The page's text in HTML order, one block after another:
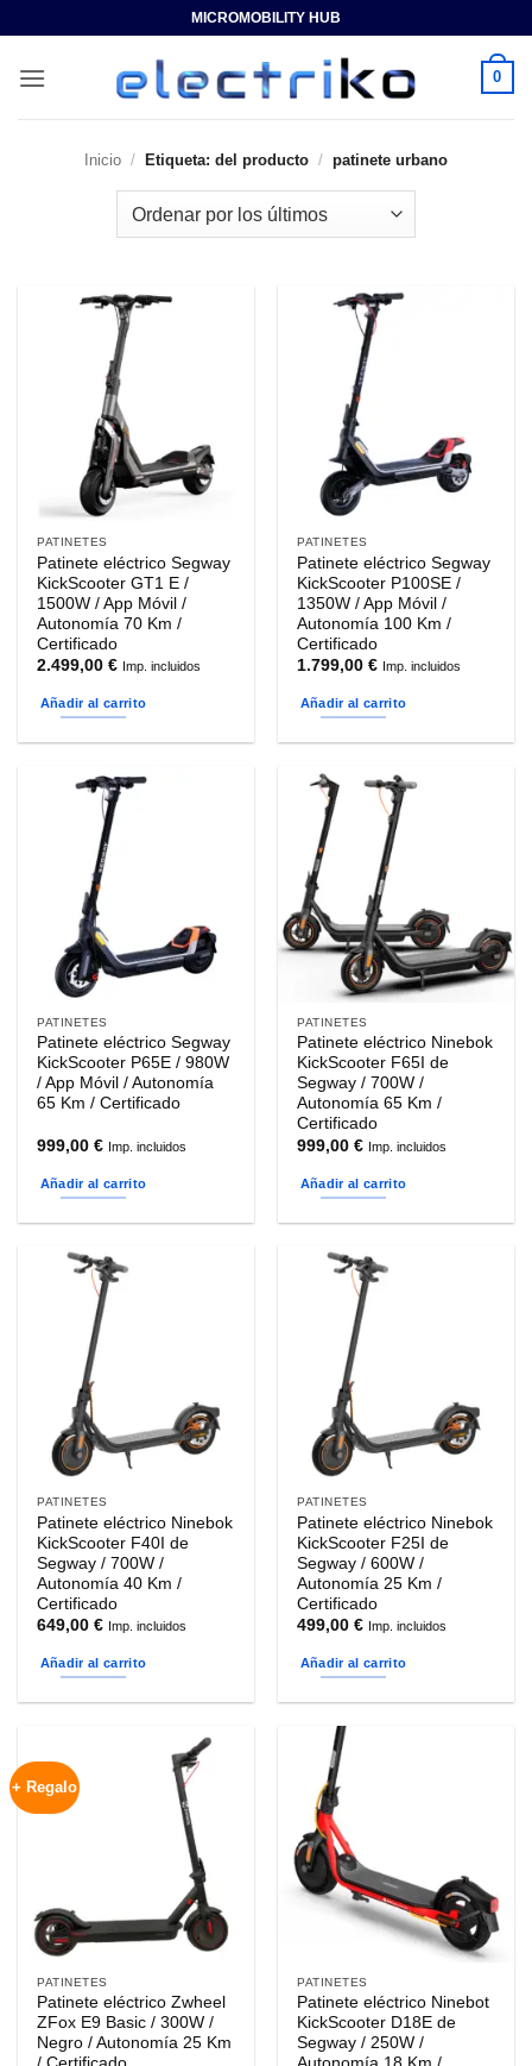
contenido
MICROMOBILITY HUB
0
Inicio / Etiqueta: del producto / patinete urbano
PATINETES
Patinete eléctrico Segway
KickScooter GT1 E /
1500W / App Móvil /
Autonomía 70 Km /
Certificado
2.499,00€ Imp. incluidos
Añadir al carrito
PATINETES
Patinete eléctrico Segway
KickScooter P100SE /
1350W / App Móvil /
Autonomía 100 Km /
Certificado
1.799,00€ Imp. incluidos
Añadir al carrito
PATINETES
Patinete eléctrico Segway
KickScooter P65E / 980W
/ App Móvil / Autonomía
65 Km / Certificado
999,00€ Imp. incluidos
Añadir al carrito
PATINETES
Patinete eléctrico Ninebok
KickScooter F65I de
Segway / 700W /
Autonomía 65 Km /
Certificado
999,00€ Imp. incluidos
Añadir al carrito
PATINETES
Patinete eléctrico Ninebok
KickScooter F40I de
Segway / 700W /
Autonomía 40 Km /
Certificado
649,00€ Imp. incluidos
Añadir al carrito
PATINETES
Patinete eléctrico Ninebok
KickScooter F25I de
Segway / 600W /
Autonomía 25 Km /
Certificado
499,00€ Imp. incluidos
Añadir al carrito
+ Regalo
PATINETES
Patinete eléctrico Zwheel
ZFox E9 Basic / 300W /
Negro / Autonomía 25 Km
PATINETES
Patinete eléctrico Ninebot
KickScooter D18E de
Segway / 250W /